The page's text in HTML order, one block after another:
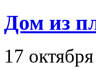
Дом из
17 октября